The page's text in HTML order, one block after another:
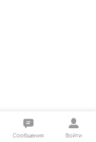
Сообщения Войти